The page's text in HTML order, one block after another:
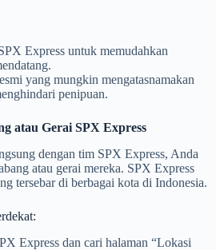
Express untuk memudahkan
yang mungkin mengatasnamakan
penipuan.
atau Gerai SPX Express
dengan tim SPX Express, Anda
atau gerai mereka. SPX Express
tersebar di berbagai kota di Indonesia.
Express dan cari halaman “Lokasi